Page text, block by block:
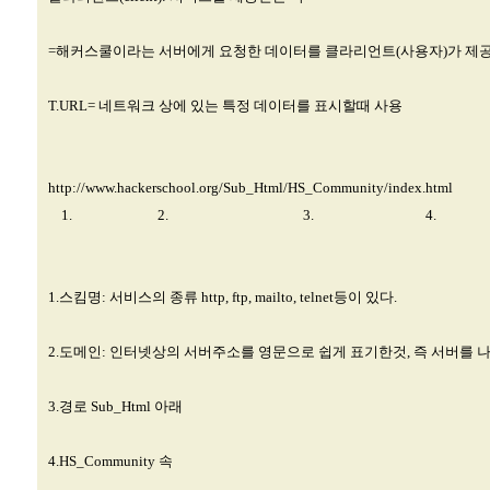
=해커스쿨이라는 서버에게 요청한 데이터를 클라리언트(사용자)가 제
T.URL= 네트워크 상에 있는 특정 데이터를 표시할때 사용
http://www.hackerschool.org/Sub_Html/HS_Community/index.html
1. 2. 3. 4.
1.스킴명: 서비스의 종류 http, ftp, mailto, telnet등이 있다.
2.도메인: 인터넷상의 서버주소를 영문으로 쉽게 표기한것, 즉 서버를
3.경로 Sub_Html 아래
4.HS_Community 속